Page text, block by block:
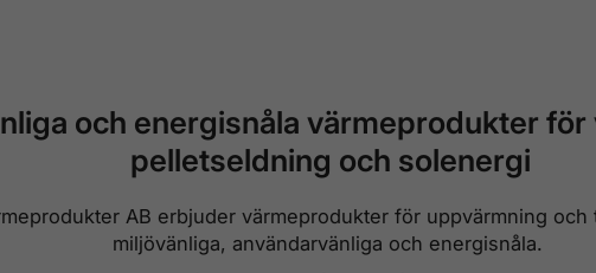
och energisnåla värmeprodukter för
pelletseldning och solenergi
AB erbjuder värmeprodukter för uppvärmning och
miljövänliga, användarvänliga och energisnåla.